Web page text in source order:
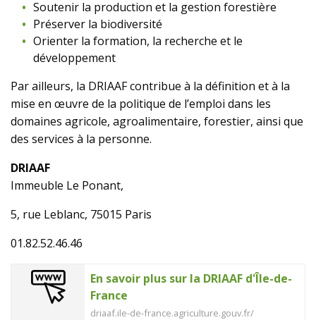
Soutenir la production et la gestion forestière
Préserver la biodiversité
Orienter la formation, la recherche et le
développement
Par ailleurs, la DRIAAF contribue à la définition et à la
mise en œuvre de la politique de l’emploi dans les
domaines agricole, agroalimentaire, forestier, ainsi que
des services à la personne.
DRIAAF
Immeuble Le Ponant,
5, rue Leblanc, 75015 Paris
01.82.52.46.46
En savoir plus sur la DRIAAF d'Île-de-
France
driaaf.ile-de-france.agriculture.gouv.fr/